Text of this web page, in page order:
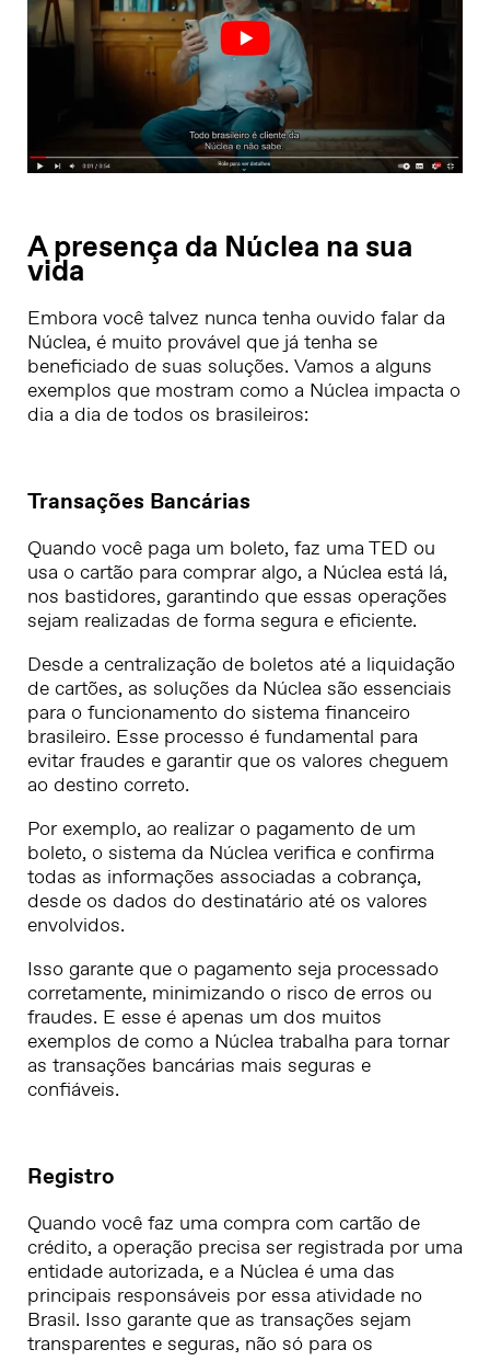
A presença da Núclea na sua
vida
Embora você talvez nunca tenha ouvido falar da
Núclea, é muito provável que já tenha se
beneficiado de suas soluções. Vamos a alguns
exemplos que mostram como a Núclea impacta o
dia a dia de todos os brasileiros:
Transações Bancárias
Quando você paga um boleto, faz uma TED ou
usa o cartão para comprar algo, a Núclea está lá,
nos bastidores, garantindo que essas operações
sejam realizadas de forma segura e eficiente.
Desde a centralização de boletos até a liquidação
de cartões, as soluções da Núclea são essenciais
para o funcionamento do sistema financeiro
brasileiro. Esse processo é fundamental para
evitar fraudes e garantir que os valores cheguem
ao destino correto.
Por exemplo, ao realizar o pagamento de um
boleto, o sistema da Núclea verifica e confirma
todas as informações associadas a cobrança,
desde os dados do destinatário até os valores
envolvidos.
Isso garante que o pagamento seja processado
corretamente, minimizando o risco de erros ou
fraudes. E esse é apenas um dos muitos
exemplos de como a Núclea trabalha para tornar
as transações bancárias mais seguras e
confiáveis.
Registro
Quando você faz uma compra com cartão de
crédito, a operação precisa ser registrada por uma
entidade autorizada, e a Núclea é uma das
principais responsáveis por essa atividade no
Brasil. Isso garante que as transações sejam
transparentes e seguras, não só para os